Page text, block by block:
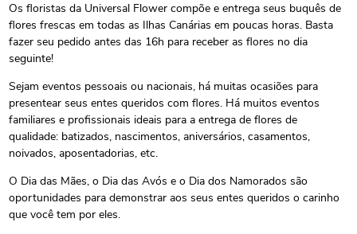
Os floristas da Universal Flower compõe e entrega seus buquês de
flores frescas em todas as Ilhas Canárias em poucas horas. Basta
fazer seu pedido antes das 16h para receber as flores no dia
seguinte!
Sejam eventos pessoais ou nacionais, há muitas ocasiões para
presentear seus entes queridos com flores. Há muitos eventos
familiares e profissionais ideais para a entrega de flores de
qualidade: batizados, nascimentos, aniversários, casamentos,
noivados, aposentadorias, etc.
O Dia das Mães, o Dia das Avós e o Dia dos Namorados são
oportunidades para demonstrar aos seus entes queridos o carinho
que você tem por eles.